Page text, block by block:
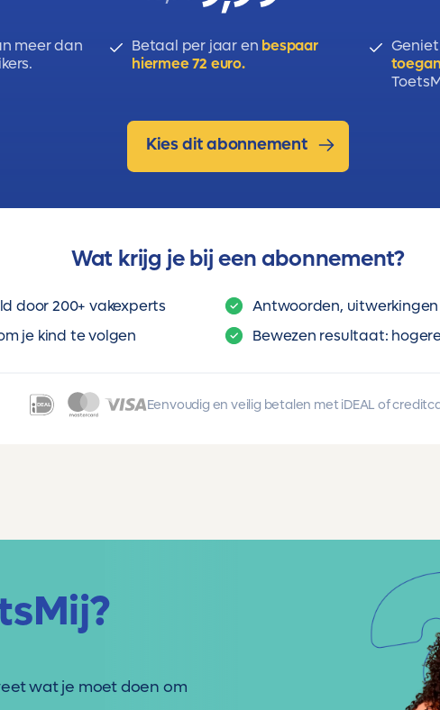
meer dan
Betaal per jaar en bespaar
hiermee 72 euro.
Kies dit abonnement
Wat krijg je bij een abonnement?
door 200+ vakexperts
Antwoorden,
je kind te volgen
Bewezen resultaat:
Eenvoudig en veilig betalen met iDEAL of
wat je moet doen om